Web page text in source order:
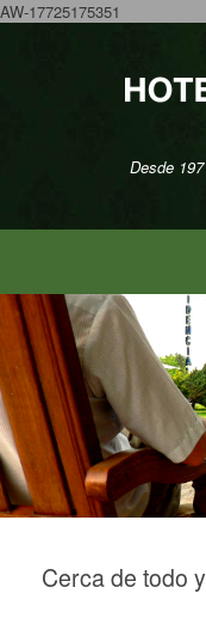
AW-17725175351
Desde
Cerca de todo